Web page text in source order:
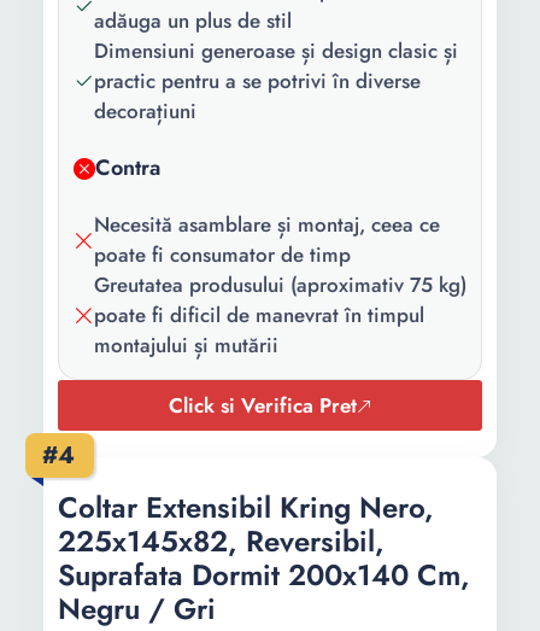
Numar perne
decorative
incluse:
2
Structura
sezut:
Numar brate:
2 brate
Spatiu
depozitare:
Lada
Dimensiune
suprafata de
dormit (cm):
195 x 140
adăuga un plus de stil
Dimensiuni generoase și design clasic și
practic pentru a se potrivi în diverse
decorațiuni
Contra
Necesită asamblare și montaj, ceea ce
poate fi consumator de timp
Greutatea produsului (aproximativ 75 kg)
poate fi dificil de manevrat în timpul
montajului și mutării
Click si Verifica Pret
#4
Coltar Extensibil Kring Nero,
225x145x82, Reversibil,
Suprafata Dormit 200x140 Cm,
Negru / Gri